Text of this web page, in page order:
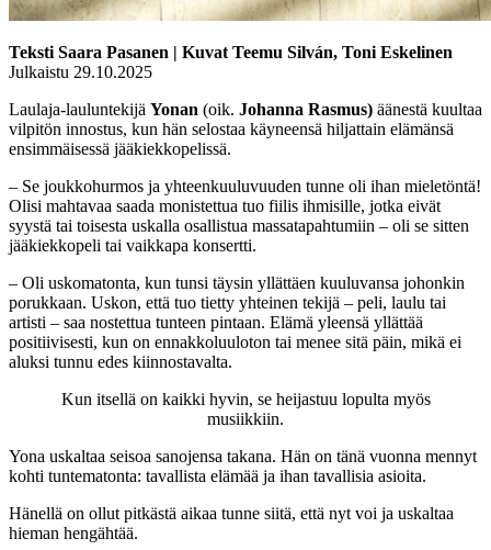
Teksti Saara Pasanen | Kuvat Teemu Silván, Toni Eskelinen
Julkaistu 29.10.2025
Laulaja-lauluntekijä Yonan (oik. Johanna Rasmus) äänestä kuultaa
vilpitön innostus, kun hän selostaa käyneensä hiljattain elämänsä
ensimmäisessä jääkiekkopelissä.
– Se joukkohurmos ja yhteenkuuluvuuden tunne oli ihan mieletöntä!
Olisi mahtavaa saada monistettua tuo fiilis ihmisille, jotka eivät
syystä tai toisesta uskalla osallistua massatapahtumiin – oli se sitten
jääkiekkopeli tai vaikkapa konsertti.
– Oli uskomatonta, kun tunsi täysin yllättäen kuuluvansa johonkin
porukkaan. Uskon, että tuo tietty yhteinen tekijä – peli, laulu tai
artisti – saa nostettua tunteen pintaan. Elämä yleensä yllättää
positiivisesti, kun on ennakkoluuloton tai menee sitä päin, mikä ei
aluksi tunnu edes kiinnostavalta.
Kun itsellä on kaikki hyvin, se heijastuu lopulta myös
musiikkiin.
Yona uskaltaa seisoa sanojensa takana. Hän on tänä vuonna mennyt
kohti tuntematonta: tavallista elämää ja ihan tavallisia asioita.
Hänellä on ollut pitkästä aikaa tunne siitä, että nyt voi ja uskaltaa
hieman hengähtää.